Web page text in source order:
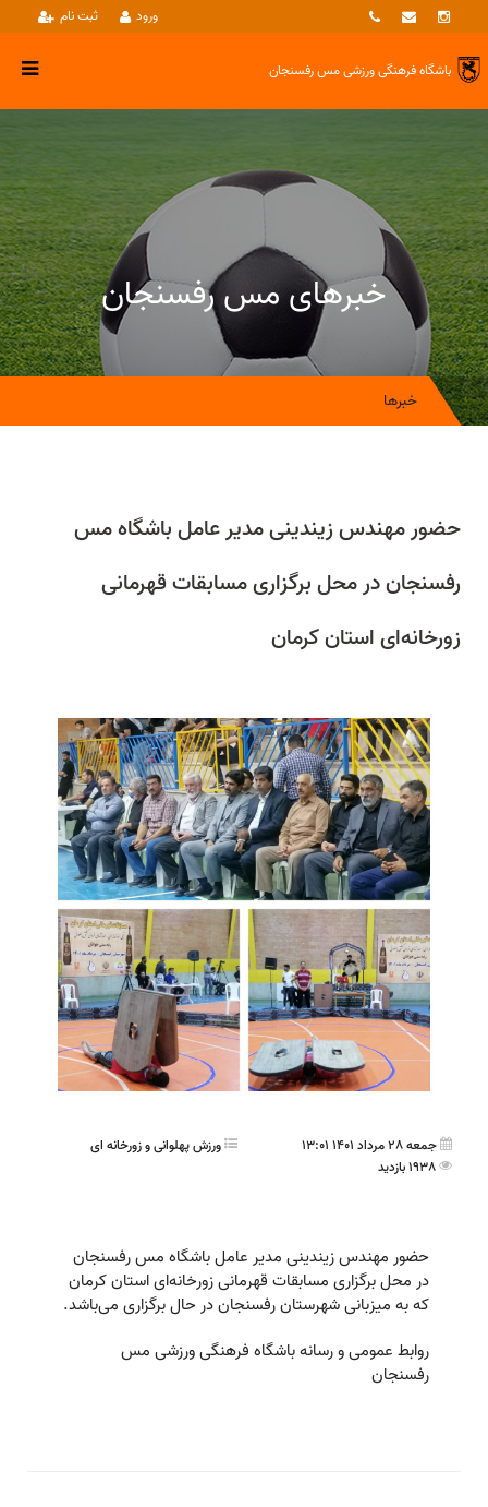
ثبت نام ورود
باشگاه فرهنگی ورزشیمس رفسنجان
خبرهای مس رفسنجان
خبرها
حضور مهندس زیندینی مدیر عامل باشگاه مس
رفسنجان در محل برگزاری مسابقات قهرمانی
زورخانه‌ای استان کرمان
جمعه 28 مرداد 1401 13:01
ورزش پهلوانی و زورخانه ای
حضور مهندس زیندینی مدیر عامل باشگاه مس رفسنجان
در محل برگزاری مسابقات قهرمانی زورخانه‌ای استان کرمان
که به میزبانی شهرستان رفسنجان در حال برگزاری می‌باشد.
روابط عمومی و رسانه باشگاه فرهنگی ورزشی مس
رفسنجان